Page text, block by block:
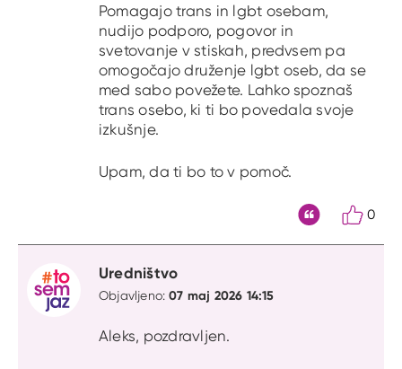
Pomagajo trans in lgbt osebam,
nudijo podporo, pogovor in
svetovanje v stiskah, predvsem pa
omogočajo druženje lgbt oseb, da se
med sabo povežete. Lahko spoznaš
trans osebo, ki ti bo povedala svoje
izkušnje.
Upam, da ti bo to v pomoč.
0
Uredništvo
Objavljeno:07 maj 2026 14:15
Aleks, pozdravljen.